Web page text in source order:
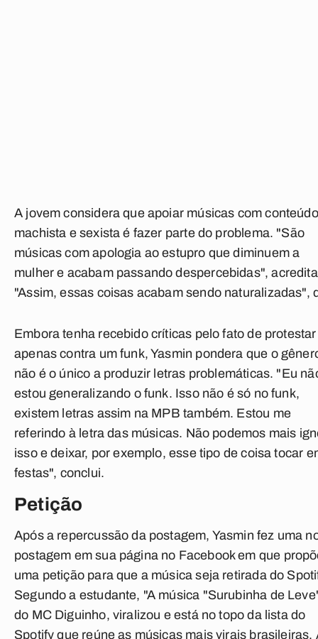
A jovem considera que apoiar músicas com conteúdo
machista e sexista é fazer parte do problema. "São
músicas com apologia ao estupro que diminuem a
mulher e acabam passando despercebidas",
"Assim, essas coisas acabam sendo naturalizadas",
Embora tenha recebido críticas pelo fato de protestar
apenas contra um funk, Yasmin pondera que o
não é o único a produzir letras problemáticas. "Eu
estou generalizando o funk. Isso não é só no funk,
existem letras assim na MPB também. Estou me
referindo à letra das músicas. Não podemos mais
isso e deixar, por exemplo, esse tipo de coisa tocar
festas", conclui.
Petição
Após a repercussão da postagem, Yasmin fez uma
postagem em sua página no Facebook em que
uma petição para que a música seja retirada do
Segundo a estudante, "A música "Surubinha de
do MC Diguinho, viralizou e está no topo da lista do
Spotify que reúne as músicas mais virais brasileiras.